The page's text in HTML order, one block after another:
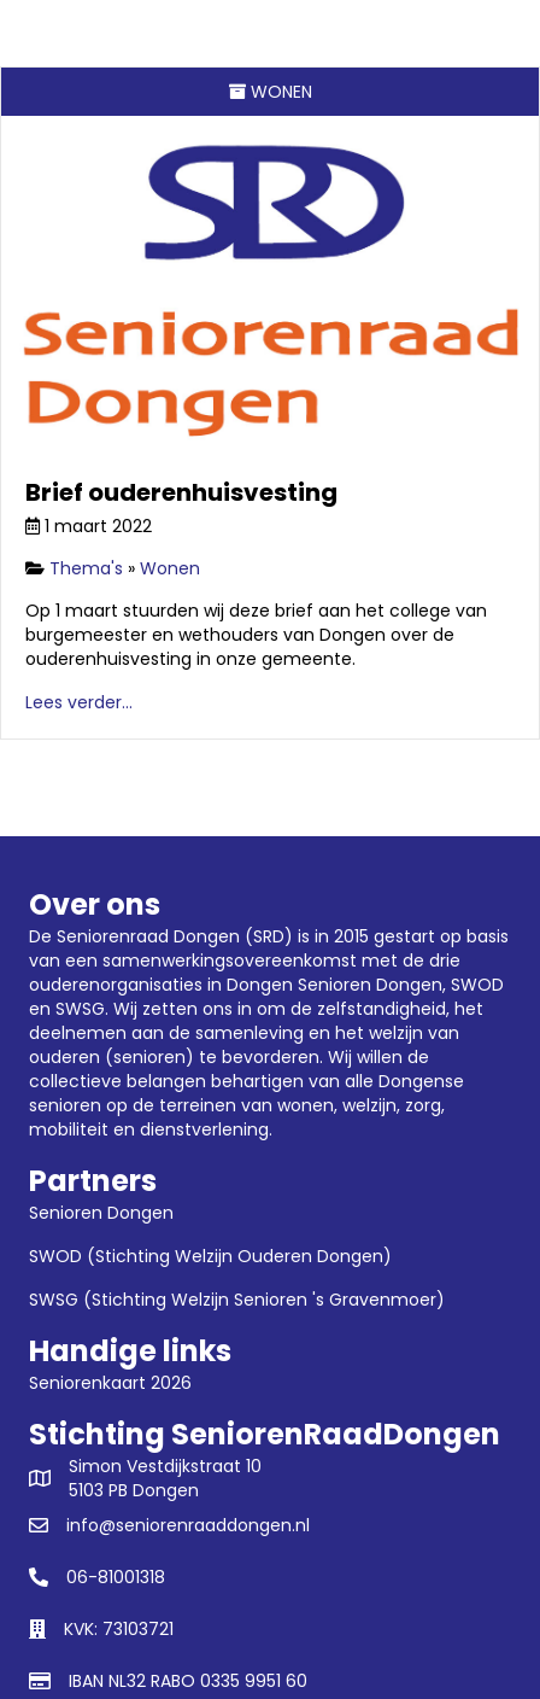
WONEN
Brief ouderenhuisvesting
1 maart 2022
Thema's » Wonen
Op 1 maart stuurden wij deze brief aan het college van
burgemeester en wethouders van Dongen over de
ouderenhuisvesting in onze gemeente.
Lees verder...
Over ons
De Seniorenraad Dongen (SRD) is in 2015 gestart op basis
van een samenwerkingsovereenkomst met de drie
ouderenorganisaties in Dongen Senioren Dongen, SWOD
en SWSG. Wij zetten ons in om de zelfstandigheid, het
deelnemen aan de samenleving en het welzijn van
ouderen (senioren) te bevorderen. Wij willen de
collectieve belangen behartigen van alle Dongense
senioren op de terreinen van wonen, welzijn, zorg,
mobiliteit en dienstverlening.
Partners
Senioren Dongen
SWOD (Stichting Welzijn Ouderen Dongen)
SWSG (Stichting Welzijn Senioren 's Gravenmoer)
Handige links
Seniorenkaart 2026
Stichting SeniorenRaadDongen
Simon Vestdijkstraat 10
5103 PB Dongen
info@seniorenraaddongen.nl
06-81001318
KVK: 73103721
IBAN NL32 RABO 0335 9951 60